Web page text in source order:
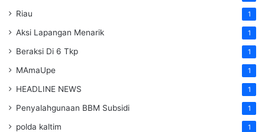
Riau 1
Aksi Lapangan Menarik 1
Beraksi Di 6 Tkp 1
MAmaUpe 1
HEADLINE NEWS 1
Penyalahgunaan BBM Subsidi 1
polda kaltim 1